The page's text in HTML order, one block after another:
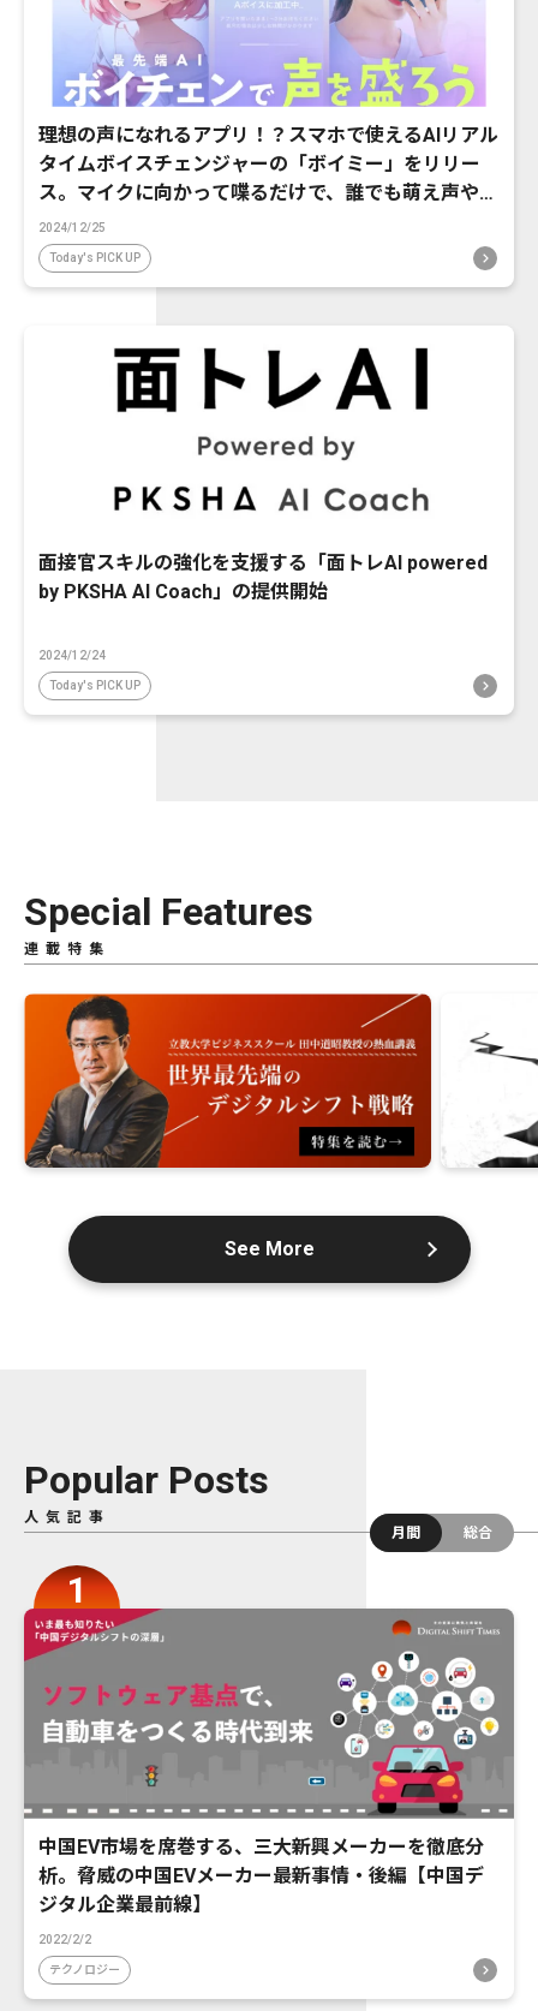
理想の声になれるアプリ！？スマホで使えるAIリアル
タイムボイスチェンジャーの「ボイミー」をリリー
ス。マイクに向かって喋るだけで、誰でも萌え声やイ
ケボ風に音声変換が可能に。
2024/12/25
Today's PICK UP
面接官スキルの強化を支援する「面トレAI powered
by PKSHA AI Coach」の提供開始
2024/12/24
Today's PICK UP
Special Features
連載特集
See More
Popular Posts
人気記事
月間
総合
中国EV市場を席巻する、三大新興メーカーを徹底分
析。脅威の中国EVメーカー最新事情・後編【中国デ
ジタル企業最前線】
2022/2/2
テクノロジー